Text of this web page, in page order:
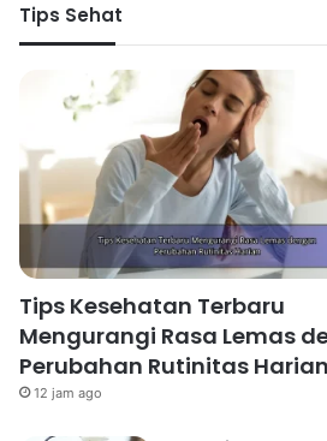
Tips Sehat
Tips Kesehatan Terbaru
Mengurangi Rasa Lemas
Perubahan Rutinitas Harian
12 jam ago